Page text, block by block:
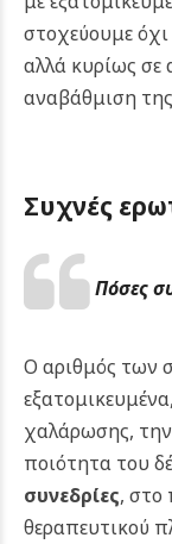
στοχεύουμε
αλλά κυρίως σε
αναβάθμιση
Συχνές
Πόσες
Ο αριθμός των
χαλάρωσης,
ποιότητα του
συνεδρίες, στο
θεραπευτικού